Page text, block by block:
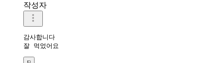
작성자
감사합니다
잘 먹었어요